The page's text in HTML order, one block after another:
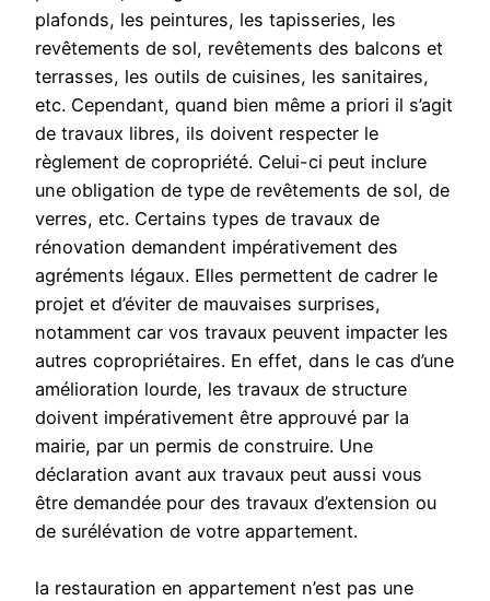
plafonds, les peintures, les tapisseries, les
revêtements de sol, revêtements des balcons et
terrasses, les outils de cuisines, les sanitaires,
etc. Cependant, quand bien même a priori il s’agit
de travaux libres, ils doivent respecter le
règlement de copropriété. Celui-ci peut inclure
une obligation de type de revêtements de sol, de
verres, etc. Certains types de travaux de
rénovation demandent impérativement des
agréments légaux. Elles permettent de cadrer le
projet et d’éviter de mauvaises surprises,
notamment car vos travaux peuvent impacter les
autres copropriétaires. En effet, dans le cas d’une
amélioration lourde, les travaux de structure
doivent impérativement être approuvé par la
mairie, par un permis de construire. Une
déclaration avant aux travaux peut aussi vous
être demandée pour des travaux d’extension ou
de surélévation de votre appartement.
la restauration en appartement n’est pas une